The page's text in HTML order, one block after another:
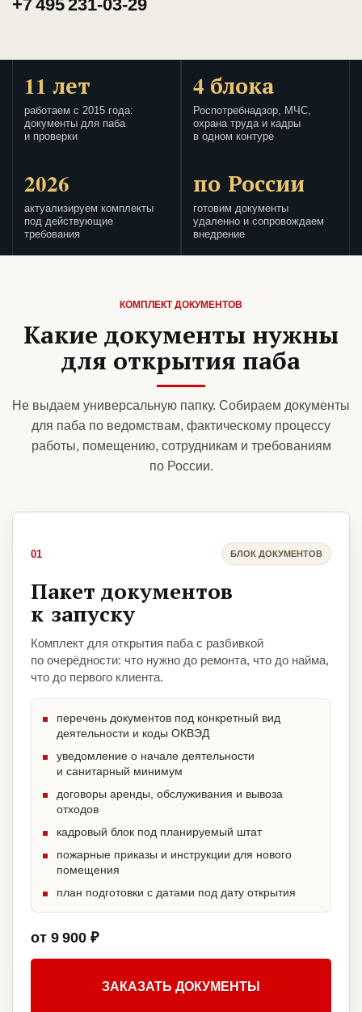
+7 495 231-03-29
11 лет
работаем с 2015 года:
документы для паба
и проверки
4 блока
Роспотребнадзор, МЧС,
охрана труда и кадры
в одном контуре
2026
актуализируем комплекты
под действующие
требования
по России
готовим документы
удаленно и сопровождаем
внедрение
КОМПЛЕКТ ДОКУМЕНТОВ
Какие документы нужны
для открытия паба
Не выдаем универсальную папку. Собираем документы
для паба по ведомствам, фактическому процессу
работы, помещению, сотрудникам и требованиям
по России.
01 БЛОК ДОКУМЕНТОВ
Пакет документов
к запуску
Комплект для открытия паба с разбивкой
по очерёдности: что нужно до ремонта, что до найма,
что до первого клиента.
перечень документов под конкретный вид
деятельности и коды ОКВЭД
уведомление о начале деятельности
и санитарный минимум
договоры аренды, обслуживания и вывоза
отходов
кадровый блок под планируемый штат
пожарные приказы и инструкции для нового
помещения
план подготовки с датами под дату открытия
от 9 900 ₽
ЗАКАЗАТЬ ДОКУМЕНТЫ